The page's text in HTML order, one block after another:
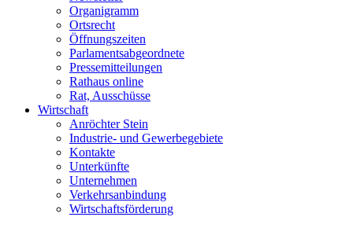
Organigramm
Ortsrecht
Öffnungszeiten
Parlamentsabgeordnete
Pressemitteilungen
Rathaus online
Rat, Ausschüsse
Wirtschaft
Anröchter Stein
Industrie- und Gewerbegebiete
Kontakte
Unterkünfte
Unternehmen
Verkehrsanbindung
Wirtschaftsförderung